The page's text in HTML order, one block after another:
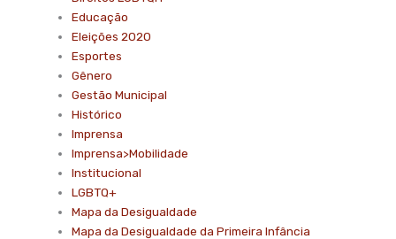
Educação
Eleições 2020
Esportes
Gênero
Gestão Municipal
Histórico
Imprensa
Imprensa>Mobilidade
Institucional
LGBTQ+
Mapa da Desigualdade
Mapa da Desigualdade da Primeira Infância